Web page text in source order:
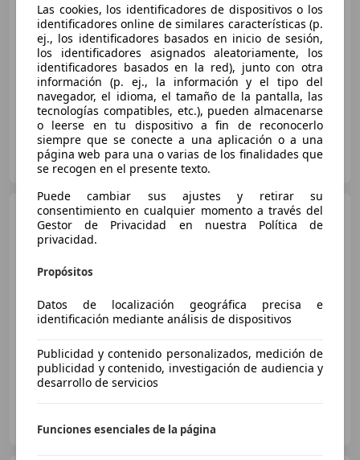
€ 18.490
Sin comparación
01/2020 146.000 km Diésel 85 kW (116 CV)
AUTOCARS
ES-14920 AGUILAR DE LA FRONTERA
BMW 116116dA
12/2020 67.000 km Diésel
85 kW (116 CV)
ES-41701 DOS HERMANAS
Las cookies, los identificadores de dispositivos o los
identificadores online de similares características (p.
ej., los identificadores basados en inicio de sesión,
los identificadores asignados aleatoriamente, los
identificadores basados en la red), junto con otra
información (p. ej., la información y el tipo del
navegador, el idioma, el tamaño de la pantalla, las
tecnologías compatibles, etc.), pueden almacenarse
o leerse en tu dispositivo a fin de reconocerlo
siempre que se conecte a una aplicación o a una
página web para una o varias de los finalidades que
se recogen en el presente texto.
Puede cambiar sus ajustes y retirar su
consentimiento en cualquier momento a través del
Gestor de Privacidad en nuestra Política de
privacidad.
Propósitos
Datos de localización geográfica precisa e
identificación mediante análisis de dispositivos
Publicidad y contenido personalizados, medición de
publicidad y contenido, investigación de audiencia y
desarrollo de servicios
Funciones esenciales de la página